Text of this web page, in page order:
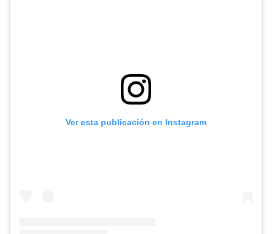
Ver esta publicación en Instagram